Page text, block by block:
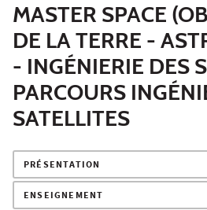
MASTER SPACE
DE LA TERRE -
- INGÉNIERIE DES
PARCOURS
SATELLITES
PRÉSENTATION
ENSEIGNEMENT